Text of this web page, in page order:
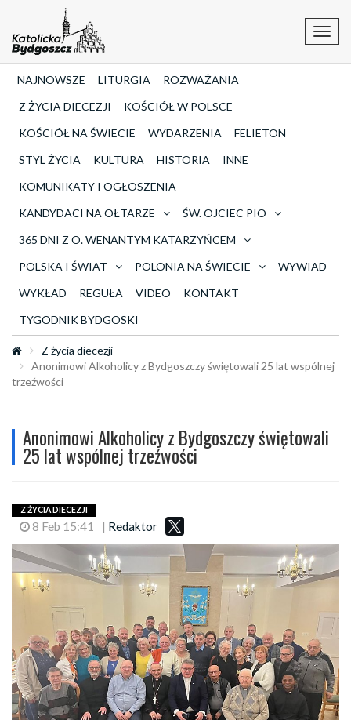
NAJNOWSZE LITURGIA
ROZWAŻANIA
Z ŻYCIA DIECEZJI
KOŚCIÓŁ W POLSCE
KOŚCIÓŁ NA ŚWIECIE
WYDARZENIA
FELIETON
STYL ŻYCIA
KULTURA HISTORIA
INNE
KOMUNIKATY I OGŁOSZENIA
KANDYDACI NA OŁTARZE
ŚW. OJCIEC PIO
365 DNI Z O. WENANTYM KATARZYŃCEM
POLSKA I ŚWIAT
POLONIA NA ŚWIECIE
WYWIAD
WYKŁAD
REGUŁA VIDEO
KONTAKT
TYGODNIK BYDGOSKI
Z życia diecezji
Anonimowi Alkoholicy z Bydgoszczy świętowali 25 lat wspólnej
trzeźwości
Anonimowi Alkoholicy z Bydgoszczy świętowali
25 lat wspólnej trzeźwości
Z ŻYCIA DIECEZJI
8 Feb 15:41 | Redaktor